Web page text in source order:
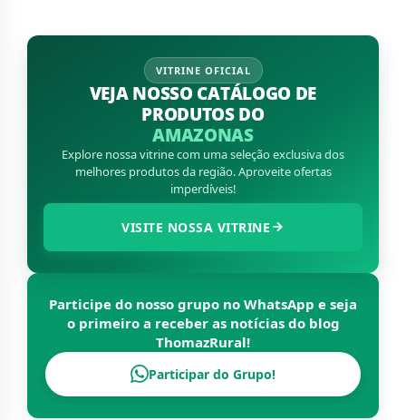
VEJA NOSSO CATÁLOGO DE
PRODUTOS DO
Explore nossa vitrine com uma seleção exclusiva dos
melhores produtos da região. Aproveite ofertas
imperdíveis!
VISITE NOSSA VITRINE